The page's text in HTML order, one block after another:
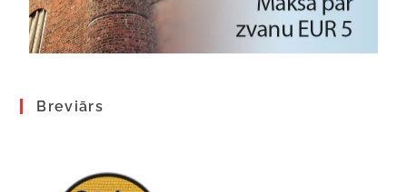
Breviārs